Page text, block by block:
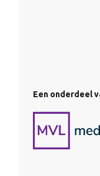
Een onderdeel